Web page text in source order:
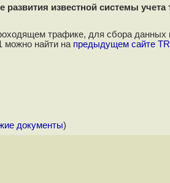
развития известной системы учета
трафике, для сбора данных
можно найти на предыдущем сайте
документы)